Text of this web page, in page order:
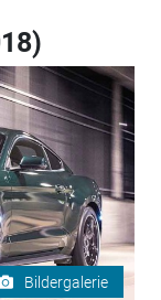
Bildergalerie